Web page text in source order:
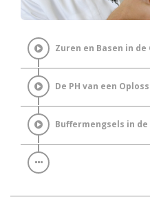
Zuren en Basen in de
De PH van een
Buffermengsels in de